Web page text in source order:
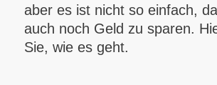
aber es ist nicht so einfach,
auch noch Geld zu sparen.
Sie, wie es geht.